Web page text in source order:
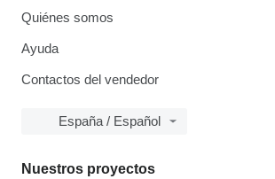
Quiénes somos
Ayuda
Contactos del vendedor
España / Español
Nuestros proyectos